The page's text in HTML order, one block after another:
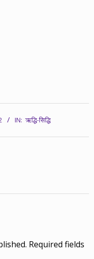
IN: ऋद्धि-सिद्धि
Required fields